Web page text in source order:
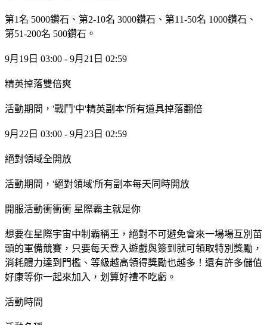
第1名 5000鑽石、第2-10名 3000鑽石、第11-50名 1000鑽石、
第51-200名 500鑽石。
9月19日 03:00 - 9月21日 02:59
精英掉落雙倍爽
活動期間，'戰鬥'中'精英副本'所有道具掉落翻倍
9月22日 03:00 - 9月23日 02:59
絕對領域全開放
活動期間，'絕對領域'所有副本每天同時開放
開服活動衝衝衝 星際霸主就是你
想要在星際宇宙中制霸稱王，絕對不可避免會來一場場互別苗
頭的軍備競賽，只要每天登入遊戲與簽到就可領取特別獎勵，
消耗體力達到門檻、等級越高領得獎勵也越多！還有許多儲值
好康等你一起來加入，划算好禮不吃虧。
活動時間